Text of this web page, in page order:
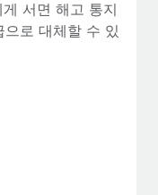
어디서든 업무에 가
지급하도록 돕는 것
서면 해고 통지
로 대체할 수 있